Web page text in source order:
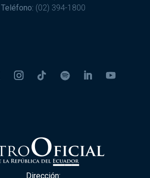
Teléfono: (02) 394-1800
Dirección: